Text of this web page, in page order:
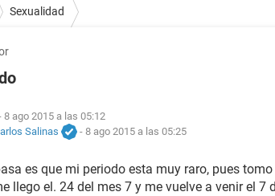
Sexualidad
8 ago 2015 a las 05:12
Salinas
- 8 ago 2015 a las 05:25
es que mi periodo esta muy raro, pues
llego el. 24 del mes 7 y me vuelve a venir el 7